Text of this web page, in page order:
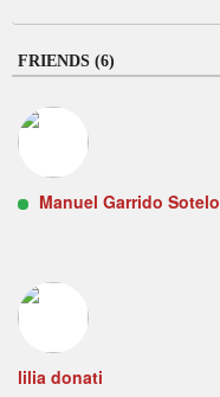
FRIENDS (6)
Manuel Garrido Sotelo
lilia donati